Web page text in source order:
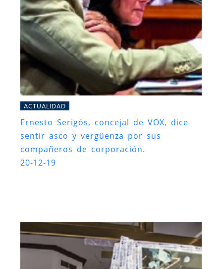
ACTUALIDAD
Ernesto Serigós, concejal de VOX, dice
sentir asco y vergüenza por sus
compañeros de corporación.
20-12-19